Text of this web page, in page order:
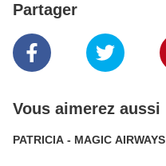
Partager
Vous aimerez aussi
PATRICIA - MAGIC AIRWAYS